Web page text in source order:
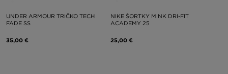
UNDER ARMOUR TRIČKO TECH
FADE SS
35,00 €
NIKE ŠORTKY M NK DRI-FIT
ACADEMY 25
25,00 €